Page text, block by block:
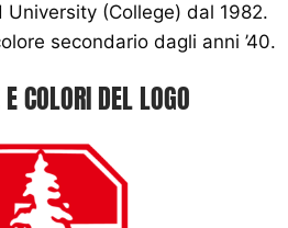
(College) dal 1982.
secondario dagli anni ’40.
COLORI DEL LOGO